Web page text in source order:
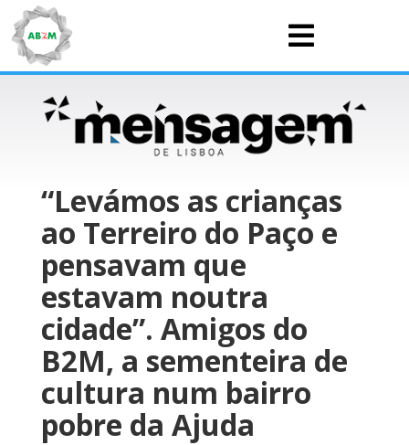

“Levámos as crianças
ao Terreiro do Paço e
pensavam que
estavam noutra
cidade”. Amigos do
B2M, a sementeira de
cultura num bairro
pobre da Ajuda